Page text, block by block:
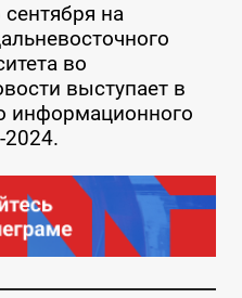
на
во
выступает в
информационного